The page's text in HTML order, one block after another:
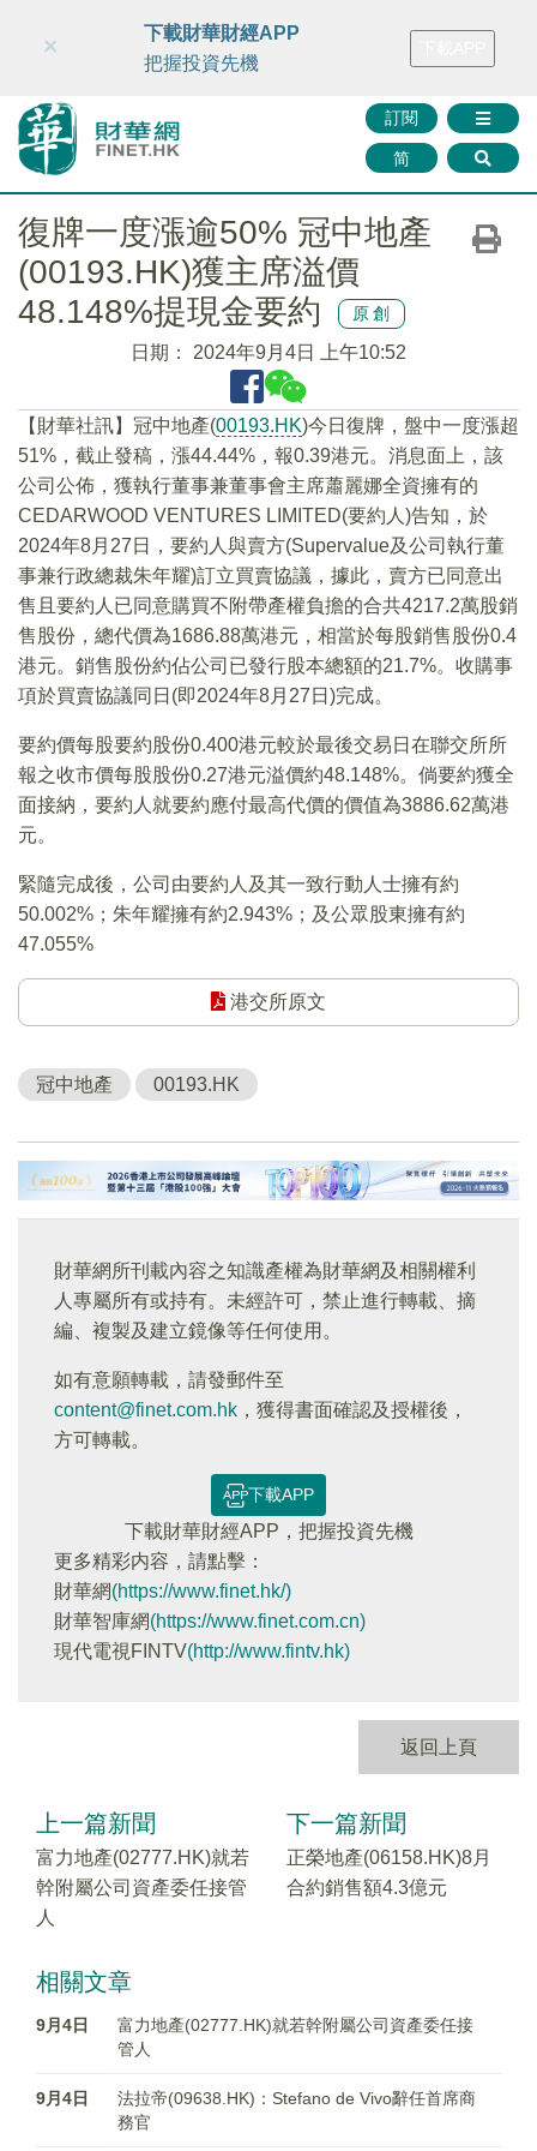
財華智庫網 FINTV FINMETA 財華證券 媒體矩陣
訂閱
简
×
下載財華財經APP
把握投資先機
復牌一度漲逾50% 冠中地產
(00193.HK)獲主席溢價
48.148%提現金要約
原創
日期： 2024年9月4日 上午10:52
【財華社訊】冠中地產(00193.HK)今日復牌，盤中一度漲超
51%，截止發稿，漲44.44%，報0.39港元。消息面上，該
公司公佈，獲執行董事兼董事會主席蕭麗娜全資擁有的
CEDARWOOD VENTURES LIMITED(要約人)告知，於
2024年8月27日，要約人與賣方(Supervalue及公司執行董
事兼行政總裁朱年耀)訂立買賣協議，據此，賣方已同意出
售且要約人已同意購買不附帶產權負擔的合共4217.2萬股銷
售股份，總代價為1686.88萬港元，相當於每股銷售股份0.4
港元。銷售股份約佔公司已發行股本總額的21.7%。收購事
項於買賣協議同日(即2024年8月27日)完成。
要約價每股要約股份0.400港元較於最後交易日在聯交所所
報之收市價每股股份0.27港元溢價約48.148%。倘要約獲全
面接納，要約人就要約應付最高代價的價值為3886.62萬港
元。
緊隨完成後，公司由要約人及其一致行動人士擁有約
50.002%；朱年耀擁有約2.943%；及公眾股東擁有約
47.055%
港交所原文
冠中地產 00193.HK
財華網所刊載內容之知識產權為財華網及相關權利
人專屬所有或持有。未經許可，禁止進行轉載、摘
編、複製及建立鏡像等任何使用。
如有意願轉載，請發郵件至
content@finet.com.hk ，獲得書面確認及授權後，
方可轉載。
下載APP
下載財華財經APP，把握投資先機
更多精彩内容，請點擊：
財華網(https://www.finet.hk/)
財華智庫網(https://www.finet.com.cn)
現代電視FINTV(http://www.fintv.hk)
返回上頁
上一篇新聞
富力地產(02777.HK)就若
幹附屬公司資產委任接管
人
下一篇新聞
正榮地產(06158.HK)8月
合約銷售額4.3億元
相關文章
9月4日
富力地產(02777.HK)就若幹附屬公司資產委任接
管人
9月4日
法拉帝(09638.HK)：Stefano de Vivo辭任首席商
務官